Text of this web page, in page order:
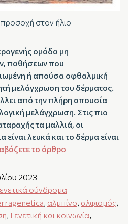
στον ήλιο
ομάδα μη
παθήσεων που
ή απούσα οφθαλμική
μελάγχρωση του δέρματος.
από την πλήρη απουσία
μελάγχρωση. Στις πιο
τα μαλλιά, οι
είναι λευκά και το δέρμα είναι
το άρθρο
2023
σύνδρομα
, αλμπίνο, αλφισμός,
, Γενετική και κοινωνία,